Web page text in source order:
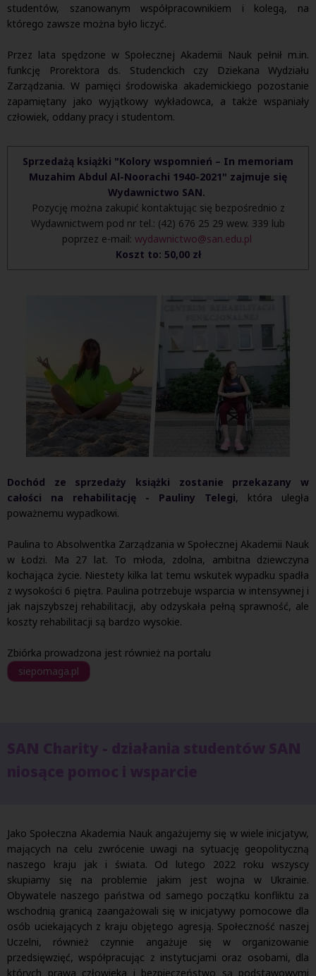
studentów, szanowanym współpracownikiem i kolegą, na
którego zawsze można było liczyć.
Przez lata spędzone w Społecznej Akademii Nauk pełnił m.in.
funkcję Prorektora ds. Studenckich czy Dziekana Wydziału
Zarządzania. W pamięci środowiska akademickiego pozostanie
zapamiętany jako wyjątkowy wykładowca, a także wspaniały
człowiek, oddany pracy i studentom.
Sprzedażą książki "Kolory wspomnień – In memoriam
Muzahim Abdul Al-Noorachi 1940-2021" zajmuje się
Wydawnictwo SAN.
Pozycję można zakupić kontaktując się bezpośrednio z
Wydawnictwem pod nr tel.: (42) 676 25 29 wew. 339 lub
poprzez e-mail: wydawnictwo@san.edu.pl
Koszt to: 50,00 zł
Dochód ze sprzedaży książki zostanie przekazany w
całości na rehabilitację - Pauliny Telegi, która uległa
poważnemu wypadkowi.
Paulina to Absolwentka Zarządzania w Społecznej Akademii Nauk
w Łodzi. Ma 27 lat. To młoda, zdolna, ambitna dziewczyna
kochająca życie. Niestety kilka lat temu wskutek wypadku spadła
z wysokości 6 piętra. Paulina potrzebuje wsparcia w intensywnej i
jak najszybszej rehabilitacji, aby odzyskała pełną sprawność, ale
koszty rehabilitacji są bardzo wysokie.
Zbiórka prowadzona jest również na portalu
siepomaga.pl
Jako Społeczna Akademia Nauk angażujemy się w wiele inicjatyw,
mających na celu zwrócenie uwagi na sytuację geopolityczną
naszego kraju jak i świata. Od lutego 2022 roku wszyscy
skupiamy się na problemie jakim jest wojna w Ukrainie.
Obywatele naszego państwa od samego początku konfliktu za
wschodnią granicą zaangażowali się w inicjatywy pomocowe dla
osób uciekających z kraju objętego agresją. Społeczność naszej
Uczelni, również czynnie angażuje się w organizowanie
przedsięwzięć, współpracując z instytucjami oraz osobami, dla
których prawa człowieka i bezpieczeństwo są podstawowymi